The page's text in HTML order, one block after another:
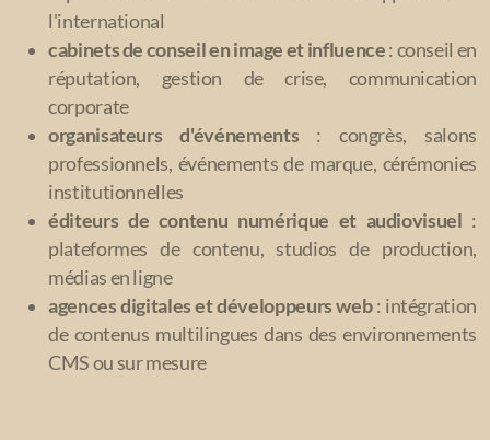
l'international
cabinets de conseil en image et influence: conseil en
réputation, gestion de crise, communication
corporate
organisateurs d'événements : congrès, salons
professionnels, événements de marque, cérémonies
institutionnelles
éditeurs de contenu numérique et audiovisuel :
plateformes de contenu, studios de production,
médias en ligne
agences digitales et développeurs web: intégration
de contenus multilingues dans des environnements
CMS ou sur mesure